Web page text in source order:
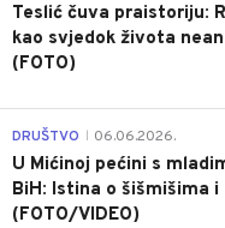
Teslić čuva praistoriju:
kao svjedok života
(FOTO)
DRUŠTVO 06.06.2026.
U Mićinoj pećini s
BiH: Istina o šišmišima
(FOTO/VIDEO)